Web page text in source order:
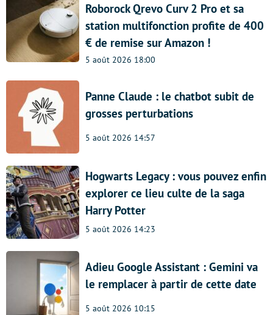
Roborock Qrevo Curv 2 Pro et sa
station multifonction profite de 400
€ de remise sur Amazon !
5 août 2026 18:00
Panne Claude : le chatbot subit de
grosses perturbations
5 août 2026 14:57
Hogwarts Legacy : vous pouvez enfin
explorer ce lieu culte de la saga
Harry Potter
5 août 2026 14:23
Adieu Google Assistant : Gemini va
le remplacer à partir de cette date
5 août 2026 10:15